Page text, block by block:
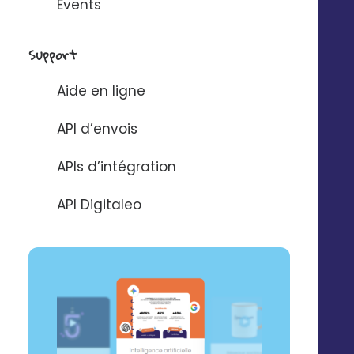
Events
Support
Aide en ligne
API d’envois
APIs d’intégration
API Digitaleo